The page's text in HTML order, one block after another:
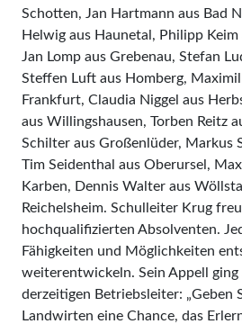
Schotten, Jan Hartmann aus Bad
Helwig aus Haunetal, Philipp
Jan Lomp aus Grebenau, Stefan
Steffen Luft aus Homberg,
Frankfurt, Claudia Niggel aus
aus Willingshausen, Torben Reitz
Schilter aus Großenlüder, Markus
Tim Seidenthal aus Oberursel,
Karben, Dennis Walter aus
Reichelsheim. Schulleiter Krug
hochqualifizierten Absolventen.
Fähigkeiten und Möglichkeiten
weiterentwickeln. Sein Appell ging
derzeitigen Betriebsleiter: „Geben
Landwirten eine Chance, das